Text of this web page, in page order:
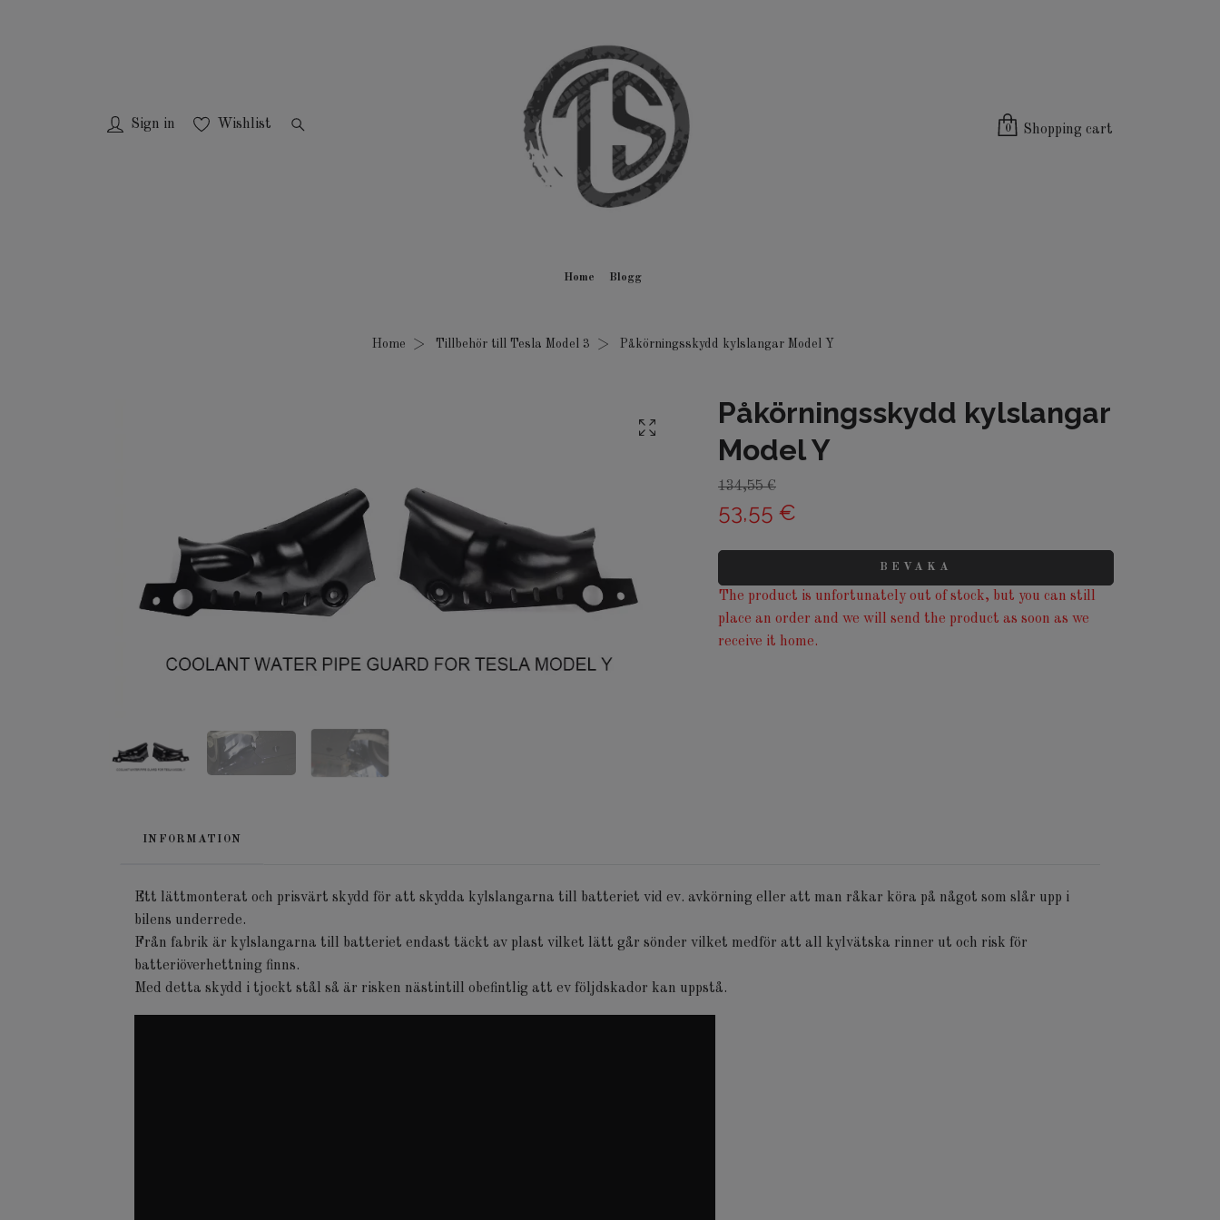
Sign in Wishlist 0 Shopping cart
Home Blogg
Home Tillbehör till Tesla Model 3 Påkörningsskydd kylslangar Model Y
Påkörningsskydd kylslangar
Model Y
134,55 €
53,55 €
BEVAKA
The product is unfortunately out of stock, but you can still
place an order and we will send the product as soon as we
receive it home.
INFORMATION
Ett lättmonterat och prisvärt skydd för att skydda kylslangarna till batteriet vid ev. avkörning eller att man råkar köra på något som slår upp i
bilens underrede.
Från fabrik är kylslangarna till batteriet endast täckt av plast vilket lätt går sönder vilket medför att all kylvätska rinner ut och risk för
batteriöverhettning finns.
Med detta skydd i tjockt stål så är risken nästintill obefintlig att ev följdskador kan uppstå.